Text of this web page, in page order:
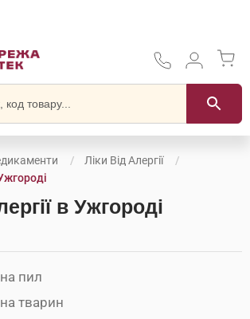
Ліки Від Алергії
в Ужгороді
на пил
на тварин